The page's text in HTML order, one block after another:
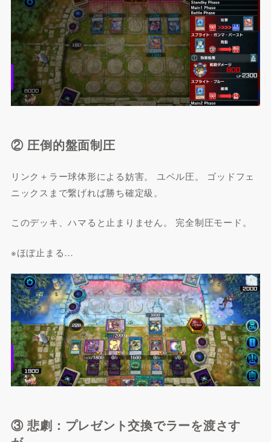
② 圧倒的盤面制圧
リンク＋ラー球体形による妨害。 ユベル圧。 ゴッドフェ
ニックスまで繋げれば勝ち確定級。
このデッキ、ハマると止まりません。 完全制圧モード。
※ほぼ止まる…
③ 悲劇：プレゼント交換でラーを渡さす